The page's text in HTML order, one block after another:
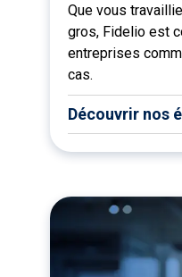
Que vous
gros, Fidelio est
entreprises
cas.
Découvrir nos